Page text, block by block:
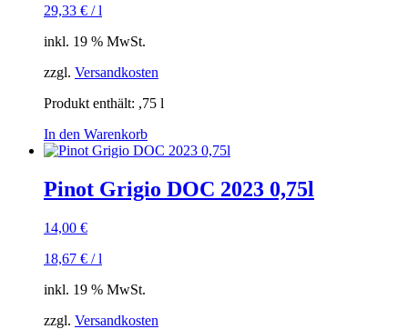
29,33 € /l
inkl. 19 % MwSt.
zzgl. Versandkosten
Produkt enthält: ,75 l
In den Warenkorb
Pinot Grigio DOC 2023 0,75l
14,00 €
18,67 € /l
inkl. 19 % MwSt.
zzgl. Versandkosten